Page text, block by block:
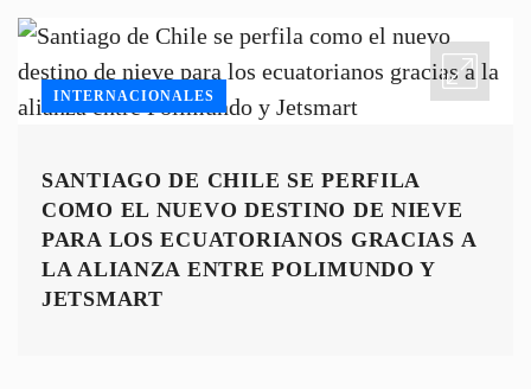
INTERNACIONALES
SANTIAGO DE CHILE SE PERFILA
COMO EL NUEVO DESTINO DE NIEVE
PARA LOS ECUATORIANOS GRACIAS A
LA ALIANZA ENTRE POLIMUNDO Y
JETSMART